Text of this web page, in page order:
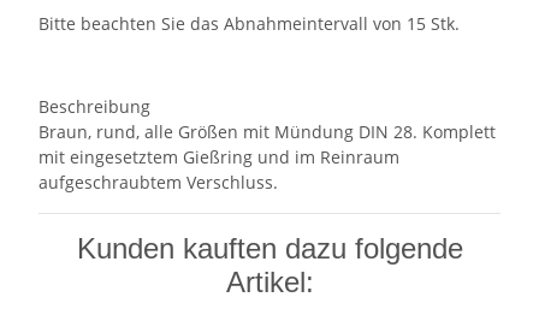
Bitte beachten Sie das Abnahmeintervall von 15 Stk.
Beschreibung
Braun, rund, alle Größen mit Mündung DIN 28. Komplett
mit eingesetztem Gießring und im Reinraum
aufgeschraubtem Verschluss.
Kunden kauften dazu folgende
Artikel: